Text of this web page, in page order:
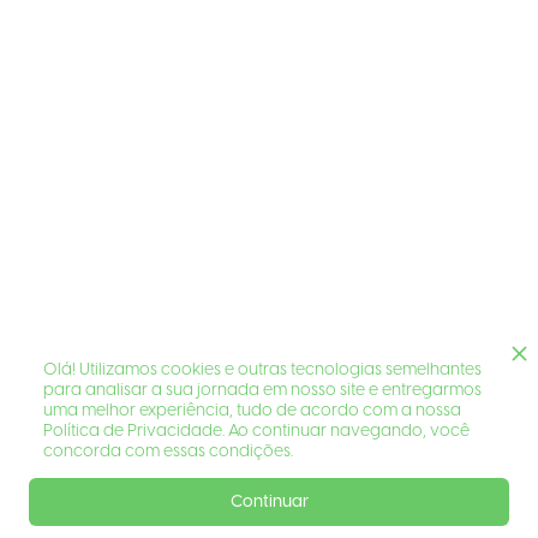
Olá! Utilizamos cookies e outras tecnologias semelhantes
para analisar a sua jornada em nosso site e entregarmos
uma melhor experiência, tudo de acordo com a nossa
Política de Privacidade. Ao continuar navegando, você
concorda com essas condições.
Continuar